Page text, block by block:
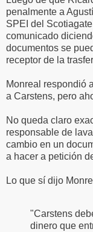
penalmente a
SPEI del
comunicado
documentos se
receptor de la
Monreal respondió
a Carstens, pero
No queda claro
responsable de
cambio en un
a hacer a petición
Lo que sí dijo
"Carstens
dinero que